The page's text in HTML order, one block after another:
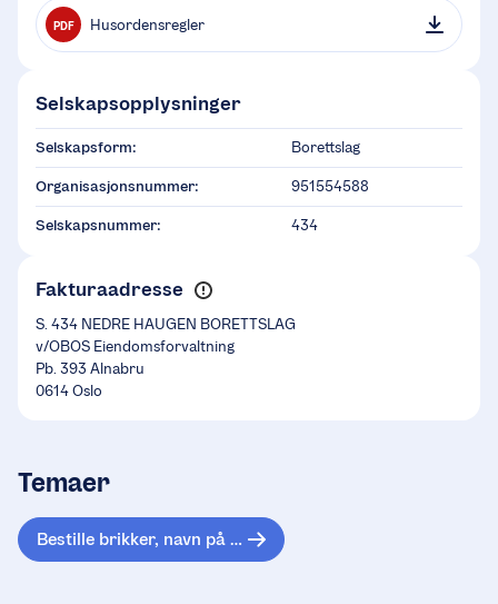
PDF Husordensregler
Selskapsopplysninger
Selskapsform: Borettslag
Organisasjonsnummer: 951554588
Selskapsnummer: 434
Fakturaadresse
S. 434 NEDRE HAUGEN BORETTSLAG
v/OBOS Eiendomsforvaltning
Pb. 393 Alnabru
0614 Oslo
Temaer
Bestille brikker, navn på ringeklokke og fjernkontroll til garasjen.